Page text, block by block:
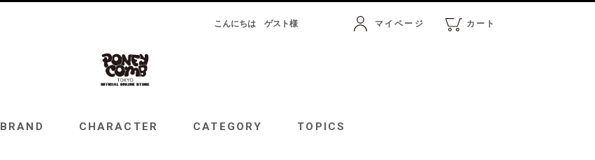
こんにちはゲスト様 マイページ カート
BRAND CHARACTER CATEGORY TOPICS